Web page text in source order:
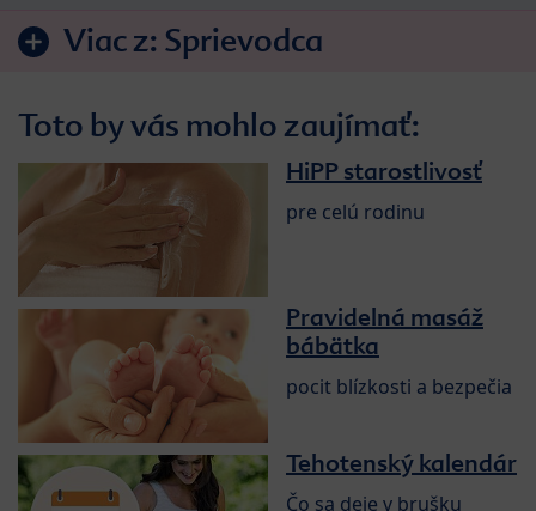
Viac z: Sprievodca
Toto by vás mohlo zaujímať:
HiPP starostlivosť
pre celú rodinu
Pravidelná masáž
bábätka
pocit blízkosti a bezpečia
Tehotenský kalendár
Čo sa deje v brušku